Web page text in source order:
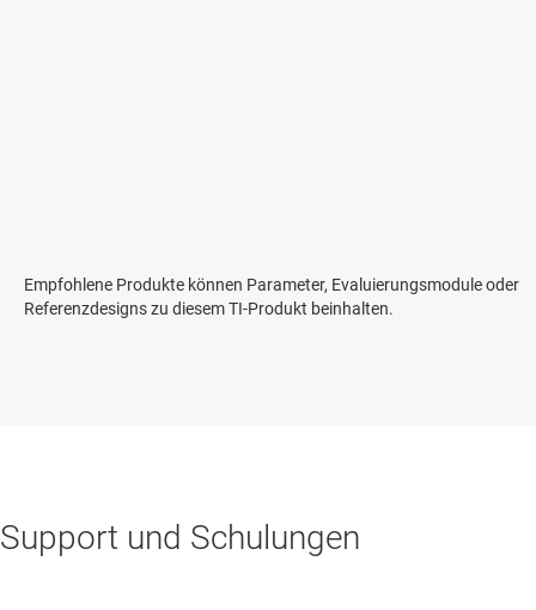
Empfohlene Produkte können Parameter, Evaluierungsmodule oder
Referenzdesigns zu diesem TI-Produkt beinhalten.
Support und Schulungen